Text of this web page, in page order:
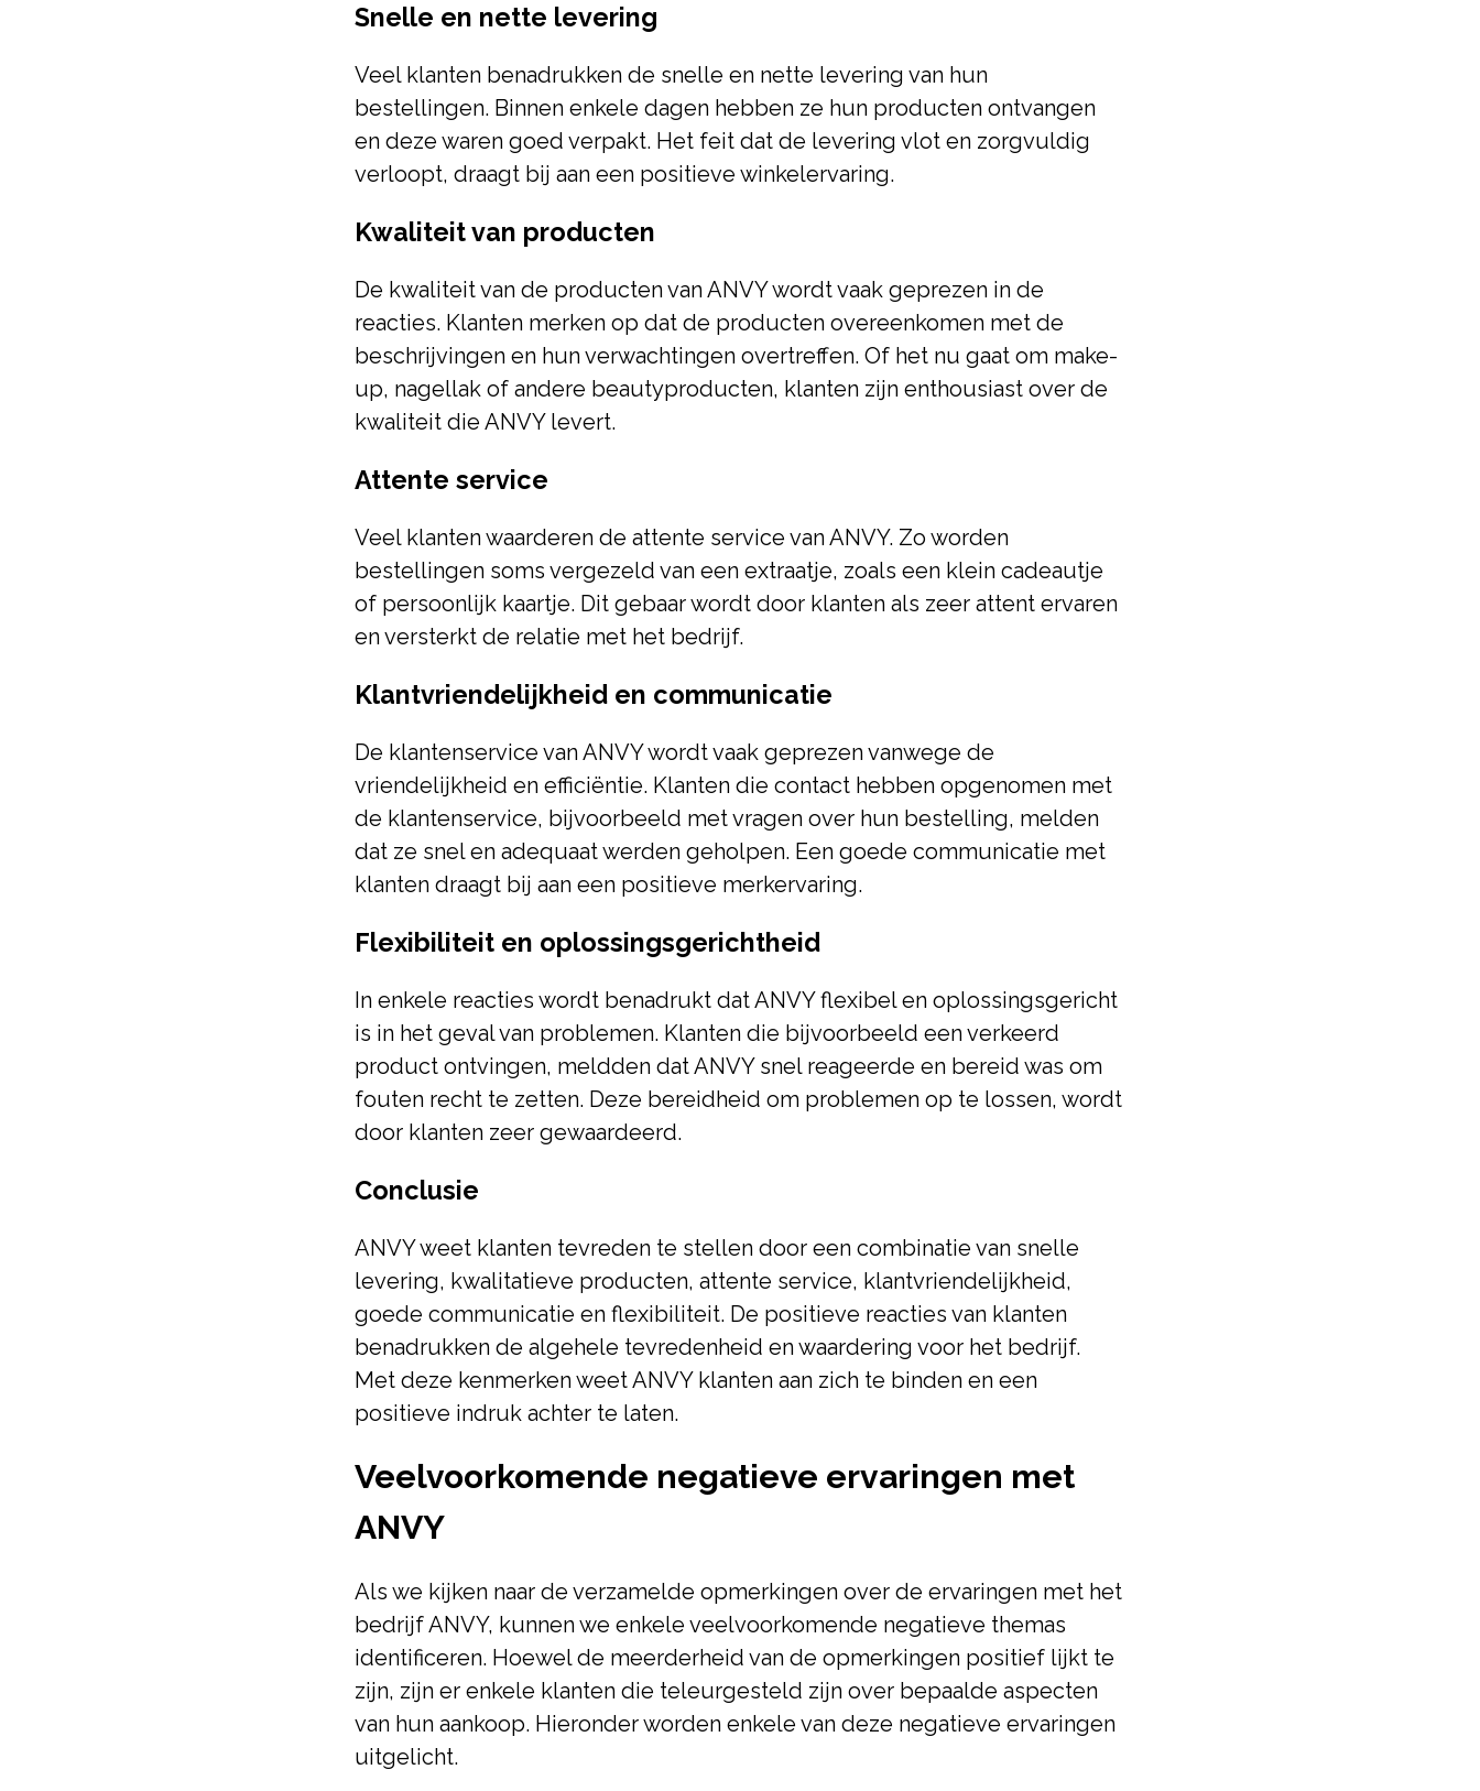
Snelle en nette levering
Veel klanten benadrukken de snelle en nette levering van hun
bestellingen. Binnen enkele dagen hebben ze hun producten ontvangen
en deze waren goed verpakt. Het feit dat de levering vlot en zorgvuldig
verloopt, draagt bij aan een positieve winkelervaring.
Kwaliteit van producten
De kwaliteit van de producten van ANVY wordt vaak geprezen in de
reacties. Klanten merken op dat de producten overeenkomen met de
beschrijvingen en hun verwachtingen overtreffen. Of het nu gaat om make-
up, nagellak of andere beautyproducten, klanten zijn enthousiast over de
kwaliteit die ANVY levert.
Attente service
Veel klanten waarderen de attente service van ANVY. Zo worden
bestellingen soms vergezeld van een extraatje, zoals een klein cadeautje
of persoonlijk kaartje. Dit gebaar wordt door klanten als zeer attent ervaren
en versterkt de relatie met het bedrijf.
Klantvriendelijkheid en communicatie
De klantenservice van ANVY wordt vaak geprezen vanwege de
vriendelijkheid en efficiëntie. Klanten die contact hebben opgenomen met
de klantenservice, bijvoorbeeld met vragen over hun bestelling, melden
dat ze snel en adequaat werden geholpen. Een goede communicatie met
klanten draagt bij aan een positieve merkervaring.
Flexibiliteit en oplossingsgerichtheid
In enkele reacties wordt benadrukt dat ANVY flexibel en oplossingsgericht
is in het geval van problemen. Klanten die bijvoorbeeld een verkeerd
product ontvingen, meldden dat ANVY snel reageerde en bereid was om
fouten recht te zetten. Deze bereidheid om problemen op te lossen, wordt
door klanten zeer gewaardeerd.
Conclusie
ANVY weet klanten tevreden te stellen door een combinatie van snelle
levering, kwalitatieve producten, attente service, klantvriendelijkheid,
goede communicatie en flexibiliteit. De positieve reacties van klanten
benadrukken de algehele tevredenheid en waardering voor het bedrijf.
Met deze kenmerken weet ANVY klanten aan zich te binden en een
positieve indruk achter te laten.
Veelvoorkomende negatieve ervaringen met
ANVY
Als we kijken naar de verzamelde opmerkingen over de ervaringen met het
bedrijf ANVY, kunnen we enkele veelvoorkomende negatieve themas
identificeren. Hoewel de meerderheid van de opmerkingen positief lijkt te
zijn, zijn er enkele klanten die teleurgesteld zijn over bepaalde aspecten
van hun aankoop. Hieronder worden enkele van deze negatieve ervaringen
uitgelicht.